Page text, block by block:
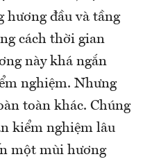
hương đầu và tầng
cách thời gian
này khá ngắn
nghiệm. Nhưng
toàn khác. Chúng
kiểm nghiệm lâu
một mùi hương